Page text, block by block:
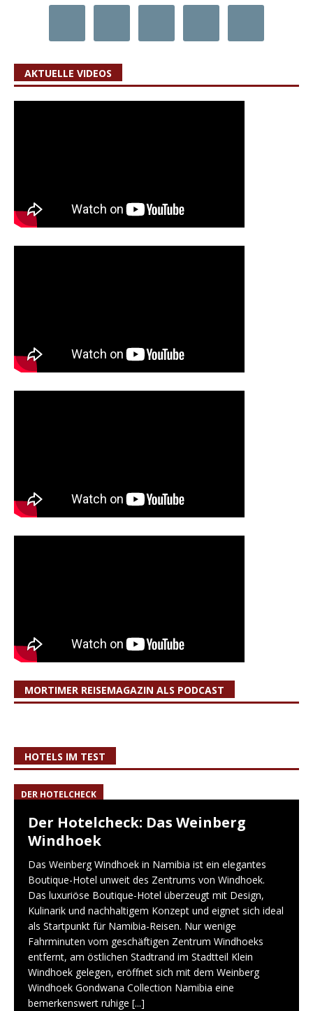
AKTUELLE VIDEOS
MORTIMER REISEMAGAZIN ALS PODCAST
HOTELS IM TEST
DER HOTELCHECK
Der Hotelcheck: Das Weinberg
Windhoek
Das Weinberg Windhoek in Namibia ist ein elegantes
Boutique-Hotel unweit des Zentrums von Windhoek.
Das luxuriöse Boutique-Hotel überzeugt mit Design,
Kulinarik und nachhaltigem Konzept und eignet sich ideal
als Startpunkt für Namibia-Reisen. Nur wenige
Fahrminuten vom geschäftigen Zentrum Windhoeks
entfernt, am östlichen Stadtrand im Stadtteil Klein
Windhoek gelegen, eröffnet sich mit dem Weinberg
Windhoek Gondwana Collection Namibia eine
bemerkenswert ruhige [...]